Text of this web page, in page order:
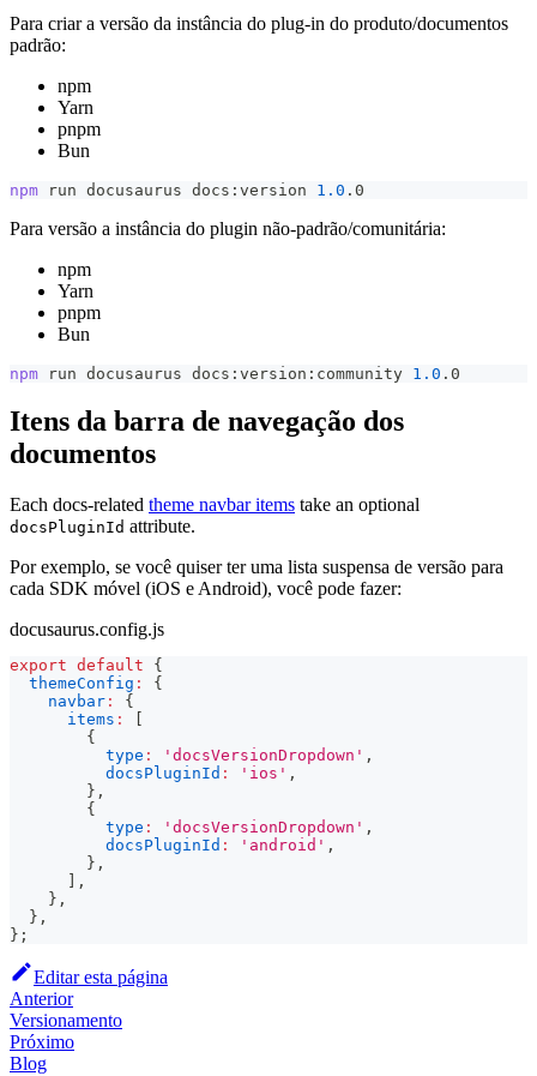
Para criar a versão da instância do plug-in do produto/documentos
padrão:
npm
Yarn
pnpm
Bun
npm run docusaurus docs:version 1.0 .0
Para versão a instância do plugin não-padrão/comunitária:
npm
Yarn
pnpm
Bun
npm run docusaurus docs:version:community 1.0 .0
Itens da barra de navegação dos
documentos
Each docs-related theme navbar items take an optional
docsPluginId attribute.
Por exemplo, se você quiser ter uma lista suspensa de versão para
cada SDK móvel (iOS e Android), você pode fazer:
docusaurus.config.js
export default
{
themeConfig :
{
navbar :
{
items :
{
type : 'docsVersionDropdown' ,
docsPluginId : 'ios' ,
} ,
{
type : 'docsVersionDropdown' ,
docsPluginId : 'android' ,
} ,
,
} ,
} ,
} ;
Editar esta página
Anterior
Versionamento
Próximo
Blog